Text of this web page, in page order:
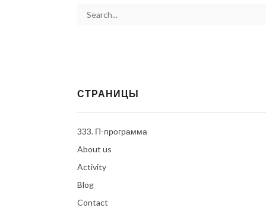
СТРАНИЦЫ
333. П-программа
About us
Activity
Blog
Contact